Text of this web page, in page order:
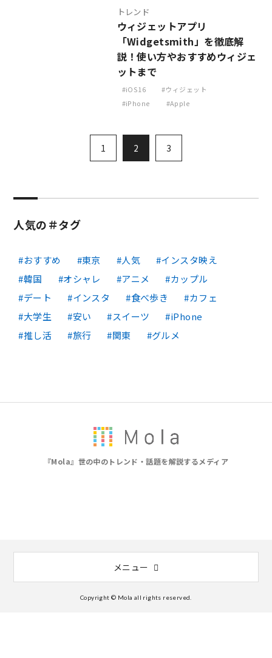
トレンド
ウィジェットアプリ
「Widgetsmith」を徹底解
説！使い方やおすすめウィジェ
ットまで
iOS16
ウィジェット
iPhone
Apple
1 2 3
人気の＃タグ
おすすめ 東京 人気
インスタ映え
韓国
オシャレ アニメ
カップル
デート
インスタ 食べ歩き
カフェ
大学生
安い スイーツ
iPhone
推し活
旅行 関東 グルメ
『Mola』世の中のトレンド・話題を解説するメディア
メニュー
Copyright © Mola all rights reserved.